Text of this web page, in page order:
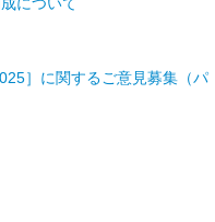
］に関するご意見募集（パ